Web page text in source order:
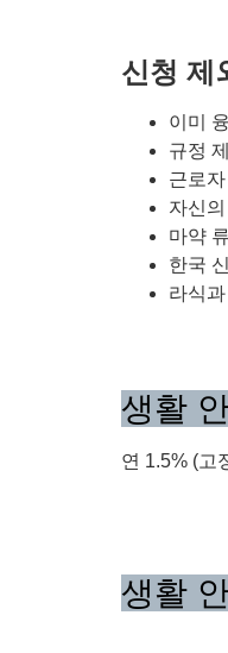
신청 제
이미
규정
근로
자신
마약
한국
라식
생활
연 1.5% (고
생활